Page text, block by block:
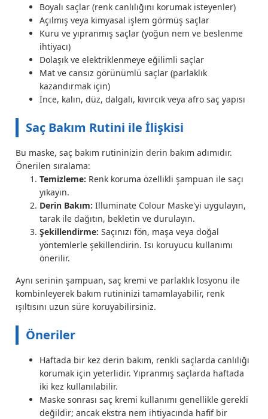
Boyalı saçlar (renk canlılığını korumak isteyenler)
Açılmış veya kimyasal işlem görmüş saçlar
Kuru ve yıpranmış saçlar (yoğun nem ve beslenme
ihtiyacı)
Dolaşık ve elektriklenmeye eğilimli saçlar
Mat ve cansız görünümlü saçlar (parlaklık
kazandırmak için)
İnce, kalın, düz, dalgalı, kıvırcık veya afro saç yapısı
Saç Bakım Rutini ile İlişkisi
Bu maske, saç bakım rutininizin derin bakım adımıdır.
Önerilen sıralama:
Temizleme: Renk koruma özellikli şampuan ile saçı
yıkayın.
Derin Bakım: Illuminate Colour Maske'yi uygulayın,
tarak ile dağıtın, bekletin ve durulayın.
Şekillendirme: Saçınızı fön, maşa veya doğal
yöntemlerle şekillendirin. Isı koruyucu kullanımı
önerilir.
Aynı serinin şampuan, saç kremi ve parlaklık losyonu ile
kombinleyerek bakım rutininizi tamamlayabilir, renk
ışıltısını uzun süre koruyabilirsiniz.
Öneriler
Haftada bir kez derin bakım, renkli saçlarda canlılığı
korumak için yeterlidir. Yıpranmış saçlarda haftada
iki kez kullanılabilir.
Maske sonrası saç kremi kullanımı genellikle gerekli
değildir; ancak ekstra nem ihtiyacında hafif bir